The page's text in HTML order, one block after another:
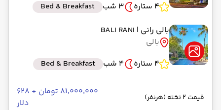
4 ستاره
3 شب
Bed & Breakfast
بالی رانی | BALI RANI
بالی
4 ستاره
4 شب Bed & Breakfast
قیمت 2 تخته (هرنفر)
۸۱٬۰۰۰٬۰۰۰ تومان + ۶۲۸
دلار